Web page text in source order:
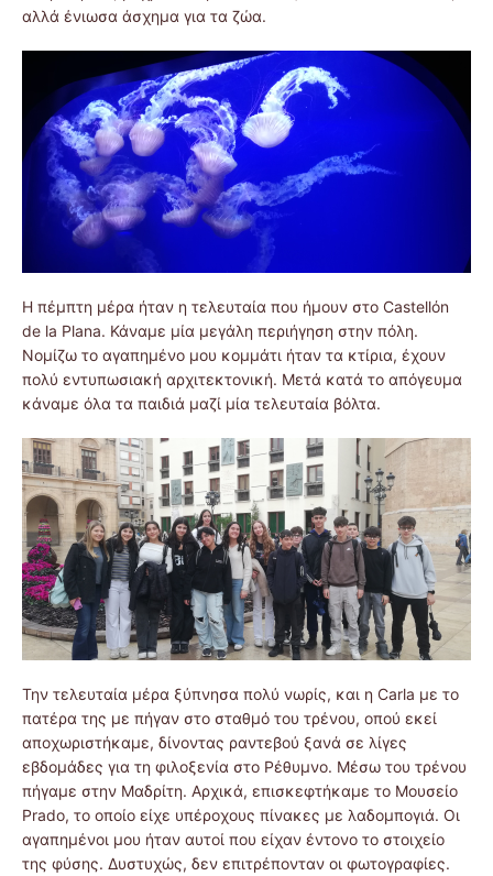
αλλά ένιωσα άσχημα για τα ζώα.
Η πέμπτη μέρα ήταν η τελευταία που ήμουν στο Castellόn
de la Plana. Κάναμε μία μεγάλη περιήγηση στην πόλη.
Νομίζω το αγαπημένο μου κομμάτι ήταν τα κτίρια, έχουν
πολύ εντυπωσιακή αρχιτεκτονική. Μετά κατά το απόγευμα
κάναμε όλα τα παιδιά μαζί μία τελευταία βόλτα.
Την τελευταία μέρα ξύπνησα πολύ νωρίς, και η Carla με το
πατέρα της με πήγαν στο σταθμό του τρένου, οπού εκεί
αποχωριστήκαμε, δίνοντας ραντεβού ξανά σε λίγες
εβδομάδες για τη φιλοξενία στο Ρέθυμνο. Μέσω του τρένου
πήγαμε στην Μαδρίτη. Αρχικά, επισκεφτήκαμε το Mουσείο
Prado, το οποίο είχε υπέροχους πίνακες με λαδομπογιά. Οι
αγαπημένοι μου ήταν αυτοί που είχαν έντονο το στοιχείο
της φύσης. Δυστυχώς, δεν επιτρέπονταν οι φωτογραφίες.